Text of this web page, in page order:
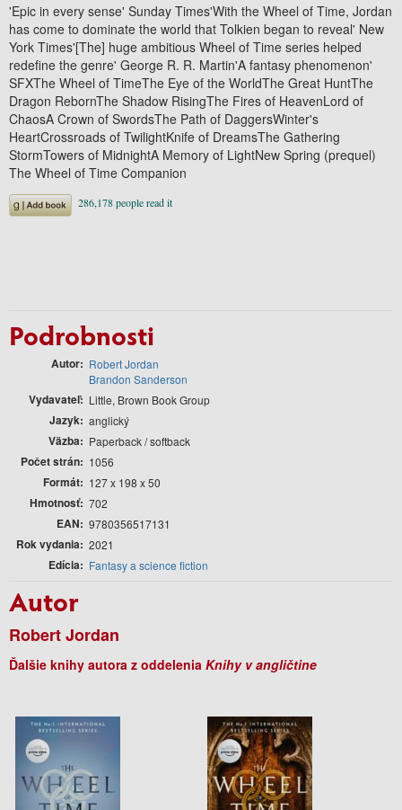
'Epic in every sense' Sunday Times'With the Wheel of Time, Jordan
has come to dominate the world that Tolkien began to reveal' New
York Times'[The] huge ambitious Wheel of Time series helped
redefine the genre' George R. R. Martin'A fantasy phenomenon'
SFXThe Wheel of TimeThe Eye of the WorldThe Great HuntThe
Dragon RebornThe Shadow RisingThe Fires of HeavenLord of
ChaosA Crown of SwordsThe Path of DaggersWinter's
HeartCrossroads of TwilightKnife of DreamsThe Gathering
StormTowers of MidnightA Memory of LightNew Spring (prequel)
The Wheel of Time Companion
Podrobnosti
Autor
Robert Jordan
Brandon Sanderson
Vydavateľ Little, Brown Book Group
Jazyk anglický
Väzba Paperback / softback
Počet strán 1056
Formát 127 x 198 x 50
Hmotnosť 702
EAN 9780356517131
Rok vydania 2021
Edícia Fantasy a science fiction
Autor
Robert Jordan
Ďalšie knihy autora z oddelenia Knihy v angličtine